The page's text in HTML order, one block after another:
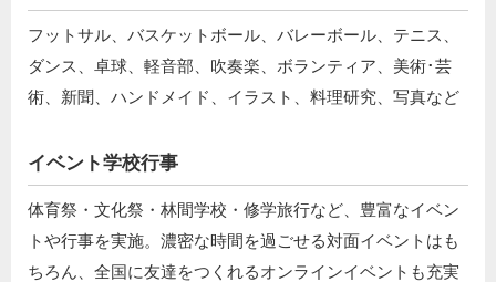
フットサル、バスケットボール、バレーボール、テニス、
ダンス、卓球、軽音部、吹奏楽、ボランティア、美術･芸
術、新聞、ハンドメイド、イラスト、料理研究、写真など
イベント学校行事
体育祭・文化祭・林間学校・修学旅行など、豊富なイベン
トや行事を実施。濃密な時間を過ごせる対面イベントはも
ちろん、全国に友達をつくれるオンラインイベントも充実